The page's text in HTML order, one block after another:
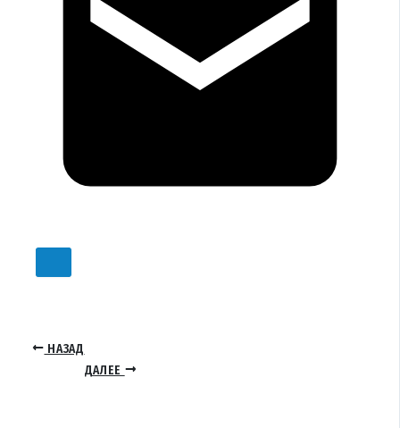
НАЗАД
ДАЛЕЕ